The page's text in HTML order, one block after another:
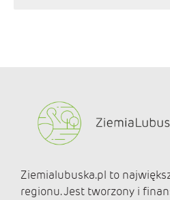
Ziemialubuska.pl to
regionu. Jest tworzony i